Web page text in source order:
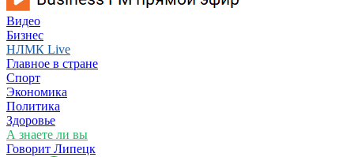
Видео
Бизнес
НЛМК Live
Главное в стране
Спорт
Экономика
Политика
Здоровье
А знаете ли вы
Говорит Липецк